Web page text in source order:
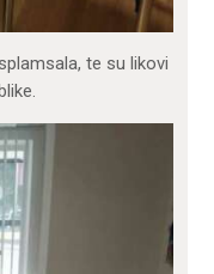
te su likovi